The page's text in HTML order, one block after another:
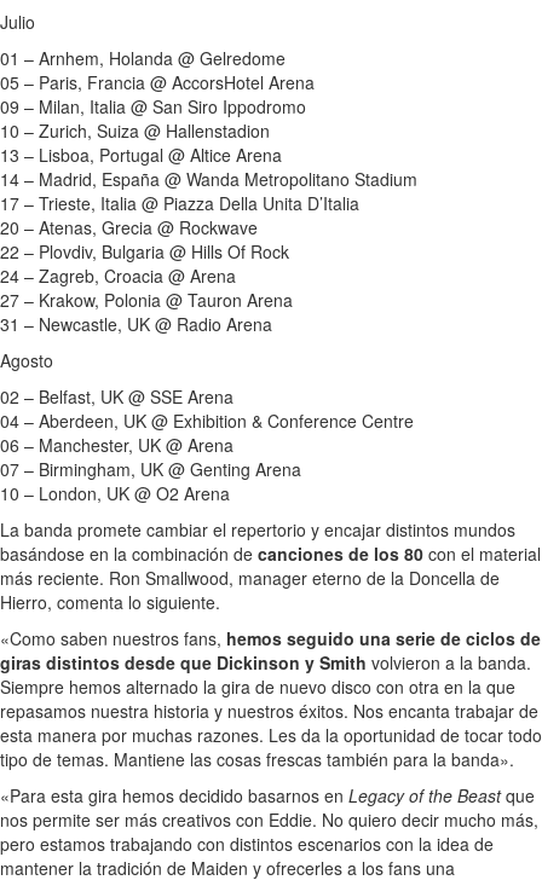
Julio
01 – Arnhem, Holanda @ Gelredome
05 – Paris, Francia @ AccorsHotel Arena
09 – Milan, Italia @ San Siro Ippodromo
10 – Zurich, Suiza @ Hallenstadion
13 – Lisboa, Portugal @ Altice Arena
14 – Madrid, España @ Wanda Metropolitano Stadium
17 – Trieste, Italia @ Piazza Della Unita D’Italia
20 – Atenas, Grecia @ Rockwave
22 – Plovdiv, Bulgaria @ Hills Of Rock
24 – Zagreb, Croacia @ Arena
27 – Krakow, Polonia @ Tauron Arena
31 – Newcastle, UK @ Radio Arena
Agosto
02 – Belfast, UK @ SSE Arena
04 – Aberdeen, UK @ Exhibition & Conference Centre
06 – Manchester, UK @ Arena
07 – Birmingham, UK @ Genting Arena
10 – London, UK @ O2 Arena
La banda promete cambiar el repertorio y encajar distintos mundos
basándose en la combinación de canciones de los 80 con el material
más reciente. Ron Smallwood, manager eterno de la Doncella de
Hierro, comenta lo siguiente.
«Como saben nuestros fans, hemos seguido una serie de ciclos de
giras distintos desde que Dickinson y Smith volvieron a la banda.
Siempre hemos alternado la gira de nuevo disco con otra en la que
repasamos nuestra historia y nuestros éxitos. Nos encanta trabajar de
esta manera por muchas razones. Les da la oportunidad de tocar todo
tipo de temas. Mantiene las cosas frescas también para la banda».
«Para esta gira hemos decidido basarnos en Legacy of the Beastque
nos permite ser más creativos con Eddie. No quiero decir mucho más,
pero estamos trabajando con distintos escenarios con la idea de
mantener la tradición de Maiden y ofrecerles a los fans una